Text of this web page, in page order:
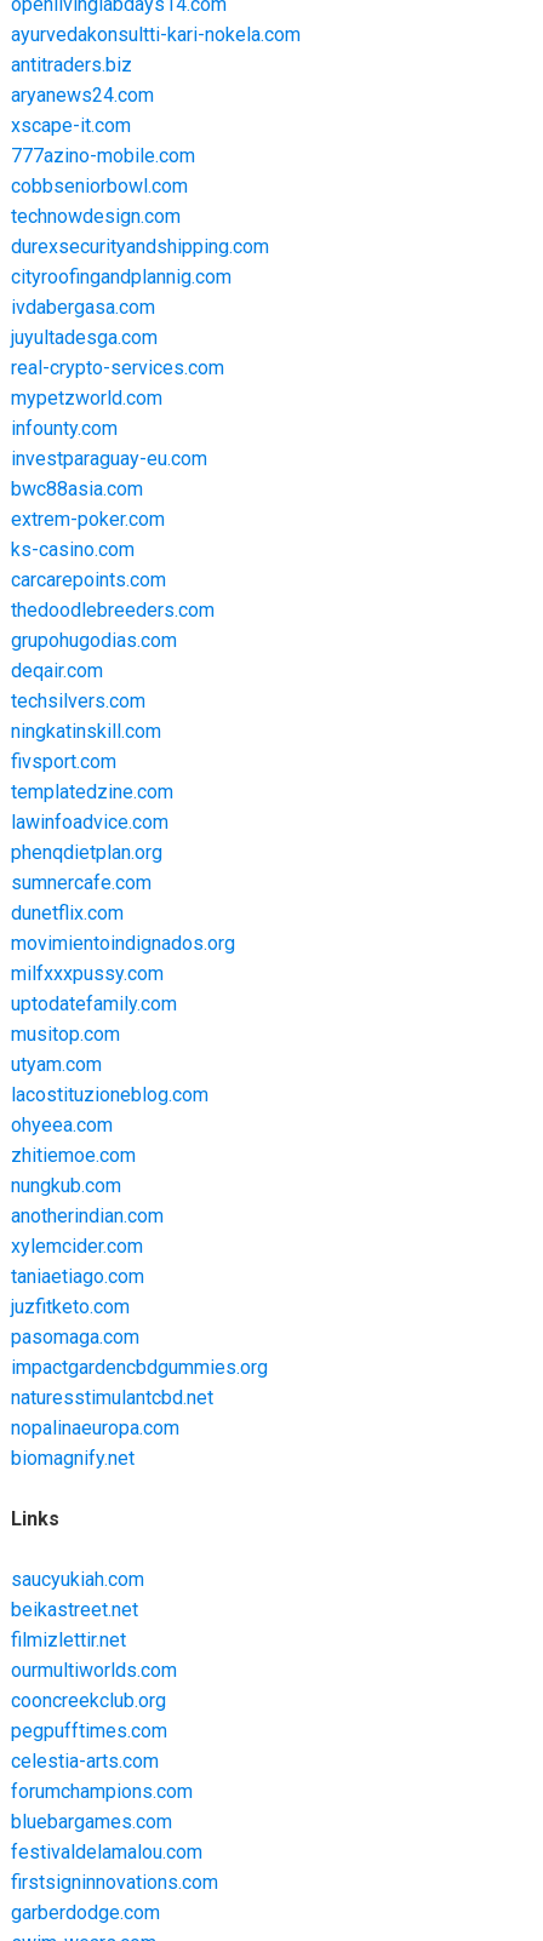
ayurvedakonsultti-kari-nokela.com
antitraders.biz
aryanews24.com
xscape-it.com
777azino-mobile.com
cobbseniorbowl.com
technowdesign.com
durexsecurityandshipping.com
cityroofingandplannig.com
ivdabergasa.com
juyultadesga.com
real-crypto-services.com
mypetzworld.com
infounty.com
investparaguay-eu.com
bwc88asia.com
extrem-poker.com
ks-casino.com
carcarepoints.com
thedoodlebreeders.com
grupohugodias.com
deqair.com
techsilvers.com
ningkatinskill.com
fivsport.com
templatedzine.com
lawinfoadvice.com
phenqdietplan.org
sumnercafe.com
dunetflix.com
movimientoindignados.org
milfxxxpussy.com
uptodatefamily.com
musitop.com
utyam.com
lacostituzioneblog.com
ohyeea.com
zhitiemoe.com
nungkub.com
anotherindian.com
xylemcider.com
taniaetiago.com
juzfitketo.com
pasomaga.com
impactgardencbdgummies.org
naturesstimulantcbd.net
nopalinaeuropa.com
biomagnify.net
Links
saucyukiah.com
beikastreet.net
filmizlettir.net
ourmultiworlds.com
cooncreekclub.org
pegpufftimes.com
celestia-arts.com
forumchampions.com
bluebargames.com
festivaldelamalou.com
firstsigninnovations.com
garberdodge.com